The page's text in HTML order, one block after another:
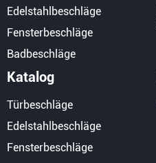
Edelstahlbeschläge
Fensterbeschläge
Badbeschläge
Katalog
Türbeschläge
Edelstahlbeschläge
Fensterbeschläge